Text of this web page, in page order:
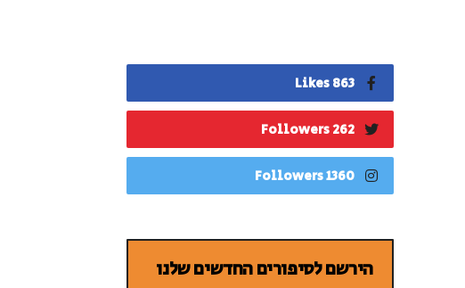
863 Likes
262 Followers
1360 Followers